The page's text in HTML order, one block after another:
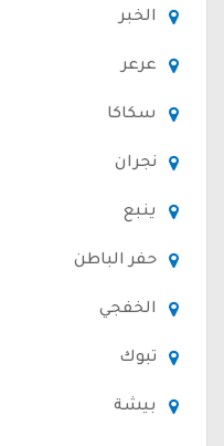
الخبر
عرعر
سكاكا
نجران
ينبع
حفر الباطن
الخفجي
تبوك
بيشة